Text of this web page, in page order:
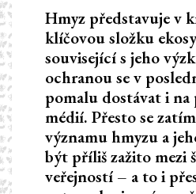
Hmyz představuje v
klíčovou složku
související s jeho
ochranou se v
pomalu dostávat i
médií. Přesto se
významu hmyzu a
být příliš zažito mezi
veřejností – a to i